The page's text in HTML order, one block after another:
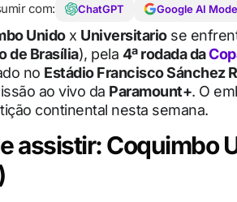
com: ChatGPT Google AI Mode
Unidox Universitariose
de Brasília), pela 4ª rodada da
no Estádio Francisco Sánchez
ao vivo da Paramount+. O
continental nesta semana.
assistir: Coquimbo